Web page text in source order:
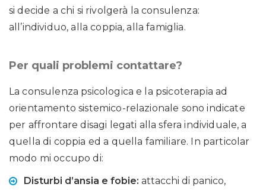
si decide a chi si rivolgerà la consulenza:
all’individuo, alla coppia, alla famiglia.
Per quali problemi contattare?
La consulenza psicologica e la psicoterapia ad
orientamento sistemico-relazionale sono indicate
per affrontare disagi legati alla sfera individuale, a
quella di coppia ed a quella familiare. In particolar
modo mi occupo di:
Disturbi d’ansia e fobie: attacchi di panico,